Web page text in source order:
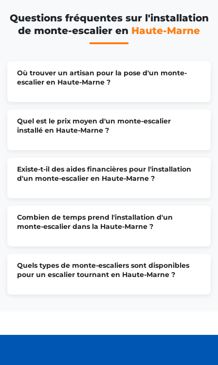
Questions fréquentes sur l'installation
de monte-escalier en Haute-Marne
Où trouver un artisan pour la pose d'un monte-
escalier en Haute-Marne ?
Quel est le prix moyen d'un monte-escalier
installé en Haute-Marne ?
Existe-t-il des aides financières pour l'installation
d'un monte-escalier en Haute-Marne ?
Combien de temps prend l'installation d'un
monte-escalier dans la Haute-Marne ?
Quels types de monte-escaliers sont disponibles
pour un escalier tournant en Haute-Marne ?